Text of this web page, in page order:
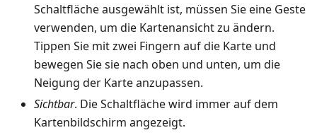
Schaltfläche ausgewählt ist, müssen Sie eine Geste
verwenden, um die Kartenansicht zu ändern.
Tippen Sie mit zwei Fingern auf die Karte und
bewegen Sie sie nach oben und unten, um die
Neigung der Karte anzupassen.
Sichtbar. Die Schaltfläche wird immer auf dem
Kartenbildschirm angezeigt.